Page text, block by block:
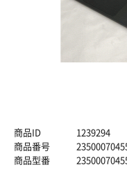
商品ID
1239294
商品番号
商品型番